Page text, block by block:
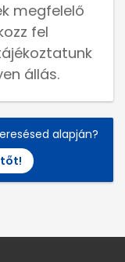
megfelelő
fel
állás.
alapján?